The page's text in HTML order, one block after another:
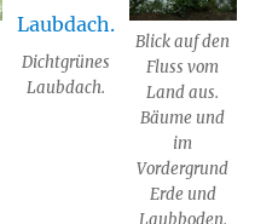
Dichtgrünes
Laubdach.
Blick auf den
Fluss vom
Land aus.
Bäume und
im
Vordergrund
Erde und
Laubboden.